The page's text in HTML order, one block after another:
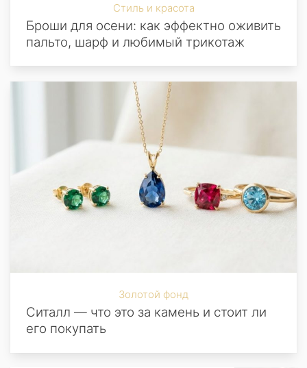
Стиль и красота
Броши для осени: как эффектно оживить
пальто, шарф и любимый трикотаж
Золотой фонд
Ситалл — что это за камень и стоит ли
его покупать